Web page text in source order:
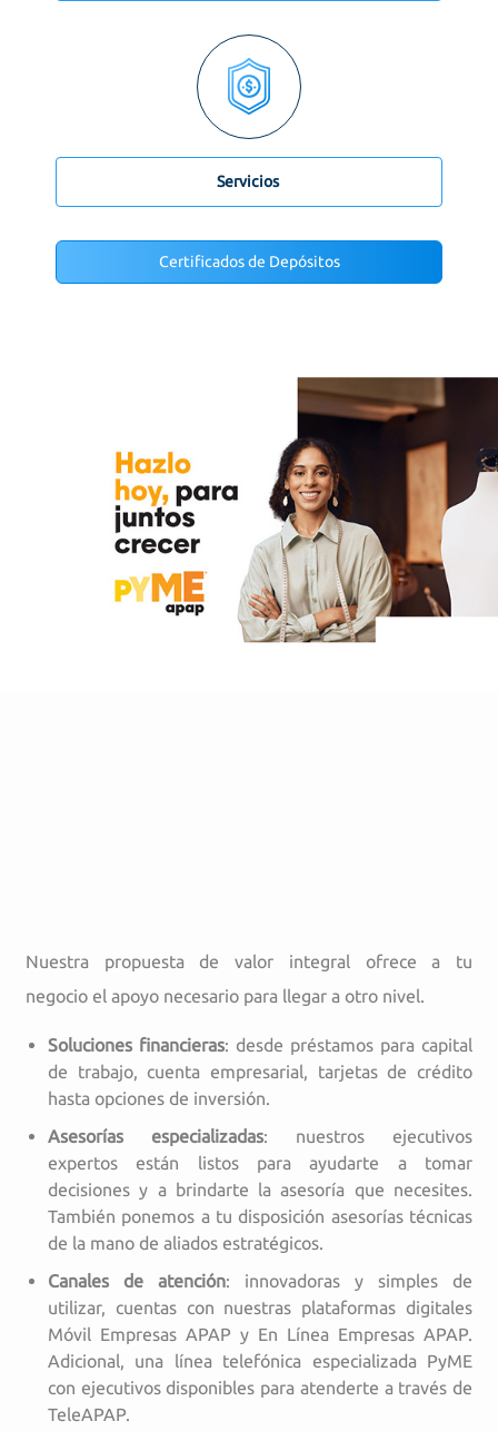
Servicios
Certificados de Depósitos
Nuestra propuesta de valor integral ofrece a tu
negocio el apoyo necesario para llegar a otro nivel.
Soluciones financieras: desde préstamos para capital
de trabajo, cuenta empresarial, tarjetas de crédito
hasta opciones de inversión.
Asesorías especializadas: nuestros ejecutivos
expertos están listos para ayudarte a tomar
decisiones y a brindarte la asesoría que necesites.
También ponemos a tu disposición asesorías técnicas
de la mano de aliados estratégicos.
Canales de atención: innovadoras y simples de
utilizar, cuentas con nuestras plataformas digitales
Móvil Empresas APAP y En Línea Empresas APAP.
Adicional, una línea telefónica especializada PyME
con ejecutivos disponibles para atenderte a través de
TeleAPAP.